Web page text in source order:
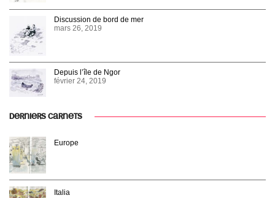
Discussion de bord de mer
mars 26, 2019
Depuis l’île de Ngor
février 24, 2019
DERNIERS CARNETS
Europe
Italia